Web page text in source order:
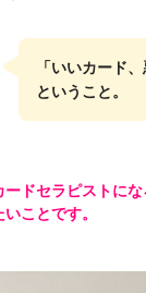
「いいカード
ということ。
ードセラピストに
ことです。